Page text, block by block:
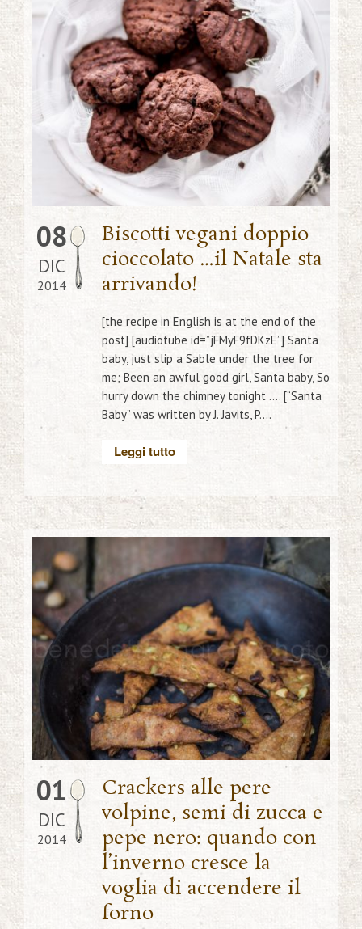
08
DIC
2014
Biscotti vegani doppio
cioccolato …il Natale sta
arrivando!
[the recipe in English is at the end of the
post] [audiotube id=”jFMyF9fDKzE”] Santa
baby, just slip a Sable under the tree for
me; Been an awful good girl, Santa baby, So
hurry down the chimney tonight …. [“Santa
Baby” was written by J. Javits, P....
Leggi tutto
01
DIC
2014
Crackers alle pere
volpine, semi di zucca e
pepe nero: quando con
l’inverno cresce la
voglia di accendere il
forno